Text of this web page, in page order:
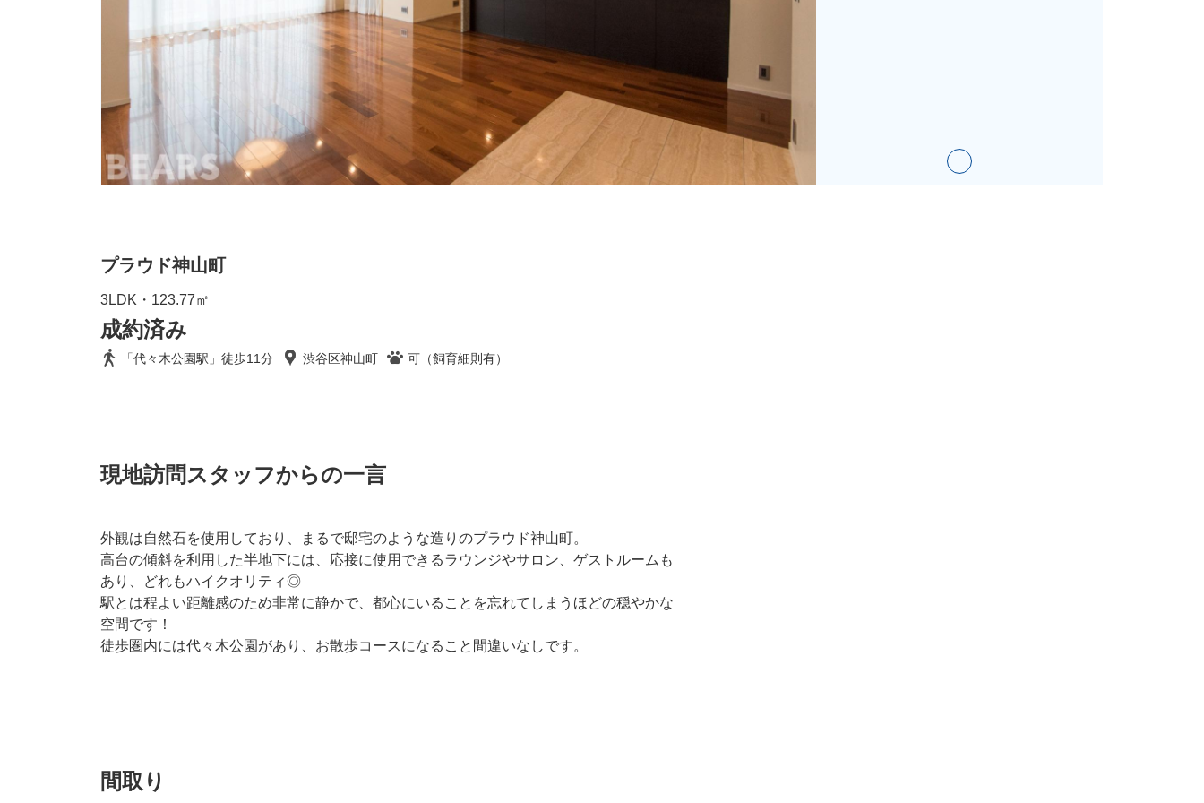
プラウド神山町
3LDK・123.77㎡
成約済み
「代々木公園駅」徒歩11分 渋谷区神山町 可（飼育細則有）
現地訪問スタッフからの一言
外観は自然石を使用しており、まるで邸宅のような造りのプラウド神山町。
高台の傾斜を利用した半地下には、応接に使用できるラウンジやサロン、ゲストルームも
あり、どれもハイクオリティ◎
駅とは程よい距離感のため非常に静かで、都心にいることを忘れてしまうほどの穏やかな
空間です！
徒歩圏内には代々木公園があり、お散歩コースになること間違いなしです。
間取り